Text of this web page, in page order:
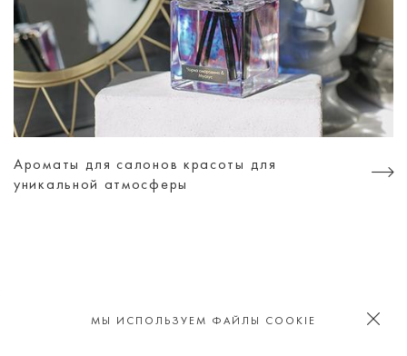
Ароматы для салонов красоты для
уникальной атмосферы
ИЩИ НАС В СОЦИАЛЬНЫХ СЕТЯХ
МЫ ИСПОЛЬЗУЕМ ФАЙЛЫ COOKIE